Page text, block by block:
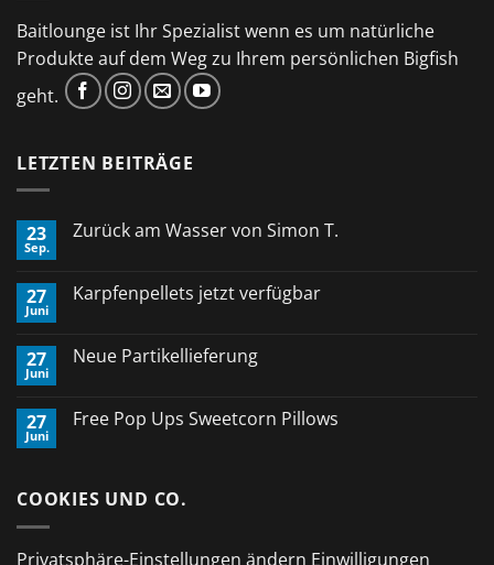
Baitlounge ist Ihr Spezialist wenn es um natürliche
Produkte auf dem Weg zu Ihrem persönlichen Bigfish
geht.
LETZTEN BEITRÄGE
23
Sep.
Zurück am Wasser von Simon T.
Zurück
Simon
T.
27
Juni
Karpfenpellets jetzt verfügbar
Karpfenpellets
27
Juni
Neue Partikellieferung
Neue
27
Juni
Free Pop Ups Sweetcorn Pillows
Pop
COOKIES UND CO.
Privatsphäre-Einstellungen ändern Einwilligungen